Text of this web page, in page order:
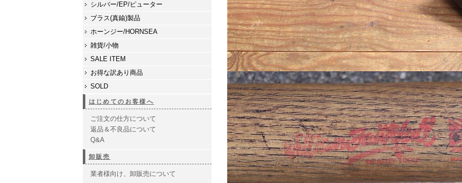
シルバー/EP/ピューター
ブラス(真鍮)製品
ホーンジー/HORNSEA
雑貨/小物
SALE ITEM
お得な訳あり商品
SOLD
はじめてのお客様へ
ご注文の仕方について
返品＆不良品について
Q&A
卸販売
業者様向け、卸販売について